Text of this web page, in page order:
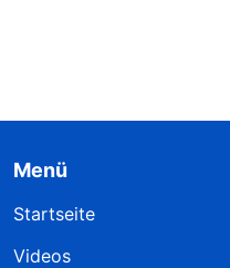
Menü
Startseite
Videos